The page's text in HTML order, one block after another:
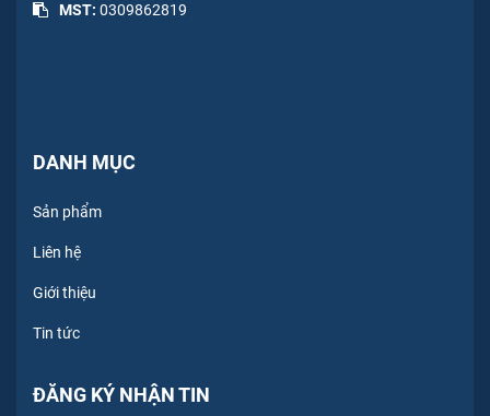
MST: 0309862819
DANH MỤC
Sản phẩm
Liên hệ
Giới thiệu
Tin tức
ĐĂNG KÝ NHẬN TIN